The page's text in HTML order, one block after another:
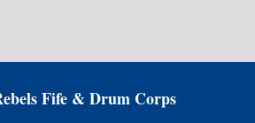
Fife & Drum Corps